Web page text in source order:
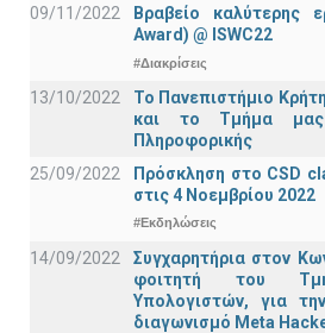
09/11/2022
Βραβείο καλύτερης
Award) @ ISWC22
#Διακρίσεις
13/10/2022
Το Πανεπιστήμιο
και το Τμήμα
Πληροφορικής
25/09/2022
Πρόσκληση στο CSD
στις 4 Νοεμβρίου 2022
#Εκδηλώσεις
14/09/2022
Συγχαρητήρια στον
φοιτητή του
Υπολογιστών, για
διαγωνισμό Meta